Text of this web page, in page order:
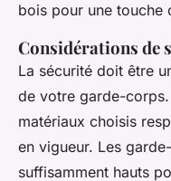
bois pour une touche
Considérations de
La sécurité doit être
de votre garde-
matériaux choisis
en vigueur. Les
suffisamment hauts